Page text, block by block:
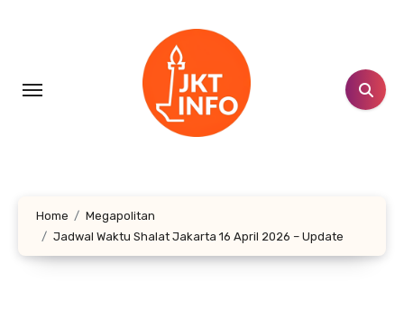
Home
Megapolitan
Jadwal Waktu Shalat Jakarta 16 April 2026 – Update